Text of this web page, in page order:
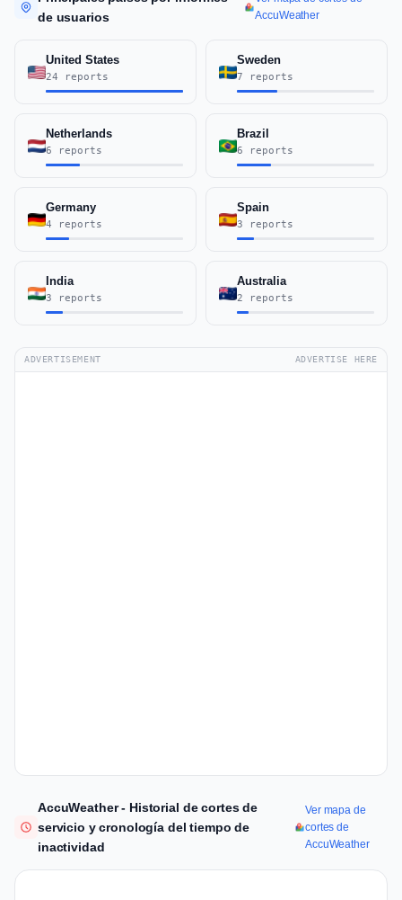
de usuarios
AccuWeather
United States
24 reports
Sweden
7 reports
Netherlands
6 reports
Brazil
6 reports
Germany
4 reports
Spain
3 reports
India
3 reports
Australia
2 reports
ADVERTISEMENT ADVERTISE HERE
AccuWeather - Historial de cortes de
servicio y cronología del tiempo de
inactividad
Ver mapa de
cortes de
AccuWeather